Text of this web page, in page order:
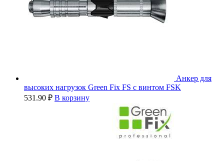
Анкер для
высоких нагрузок Green Fix FS с винтом FSK
531.90 ₽ В корзину